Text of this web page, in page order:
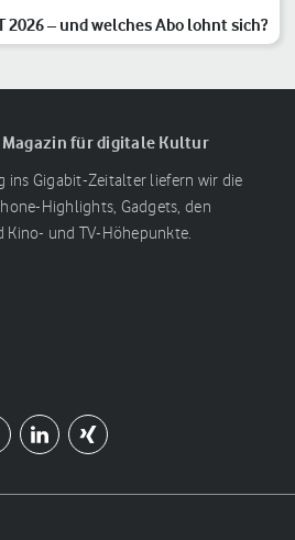
2026 – und welches Abo lohnt sich?
für digitale Kultur
ins Gigabit-Zeitalter liefern wir die
Highlights, Gadgets, den
Kino- und TV-Höhepunkte.